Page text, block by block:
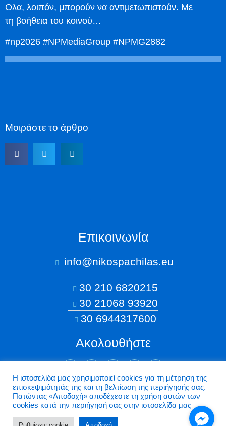
Ολα, λοιπόν, μπορούν να αντιμετωπιστούν. Με
τη βοήθεια του κοινού…
#np2026 #NPMediaGroup #NPMG2882
Μοιράστε το άρθρο
Επικοινωνία
info@nikospachilas.eu​
Ακολουθήστε
©2026 Nikospachilas.eu - Design by Dstream
30 210 6820215
30 21068 93920
30 6944317600
Η ιστοσελίδα μας χρησιμοποιεί cookies για τη μέτρηση της
επισκεψιμότητάς της και τη βελτίωση της περιήγησής σας.
Πατώντας «Aποδοχή» αποδέχεστε τη χρήση αυτών των
cookies κατά την περιήγησή σας στην ιστοσελίδα μας